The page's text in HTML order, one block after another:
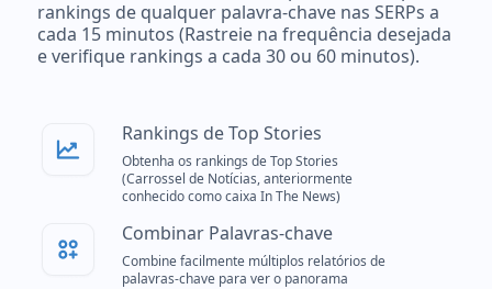
rankings de qualquer palavra-chave nas SERPs a
cada 15 minutos (Rastreie na frequência desejada
e verifique rankings a cada 30 ou 60 minutos).
Rankings de Top Stories
Obtenha os rankings de Top Stories
(Carrossel de Notícias, anteriormente
conhecido como caixa In The News)
Combinar Palavras-chave
Combine facilmente múltiplos relatórios de
palavras-chave para ver o panorama